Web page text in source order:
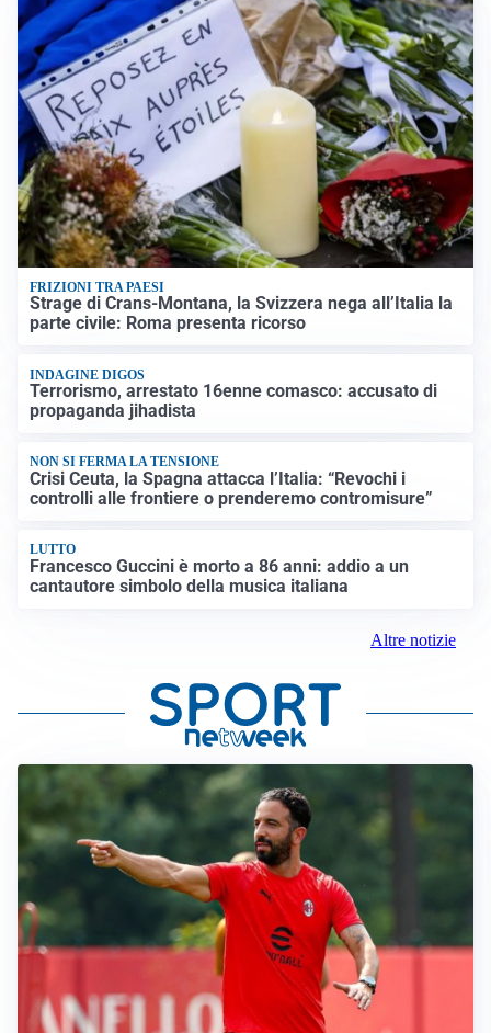
FRIZIONI TRA PAESI
Strage di Crans-Montana, la Svizzera nega all’Italia la
parte civile: Roma presenta ricorso
INDAGINE DIGOS
Terrorismo, arrestato 16enne comasco: accusato di
propaganda jihadista
NON SI FERMA LA TENSIONE
Crisi Ceuta, la Spagna attacca l’Italia: “Revochi i
controlli alle frontiere o prenderemo contromisure”
LUTTO
Francesco Guccini è morto a 86 anni: addio a un
cantautore simbolo della musica italiana
Altre notizie